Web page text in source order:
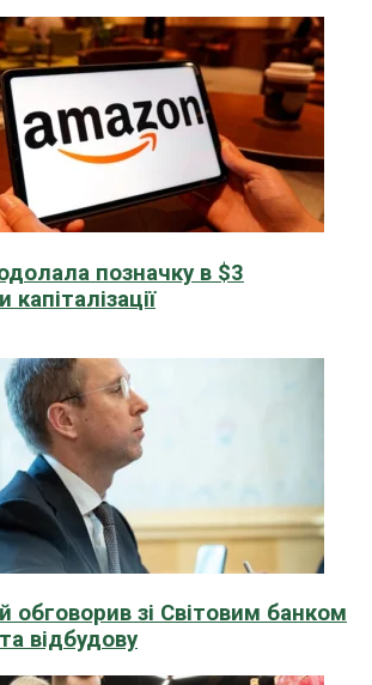
позначку в $3
обговорив зі Світовим банком
відбудову